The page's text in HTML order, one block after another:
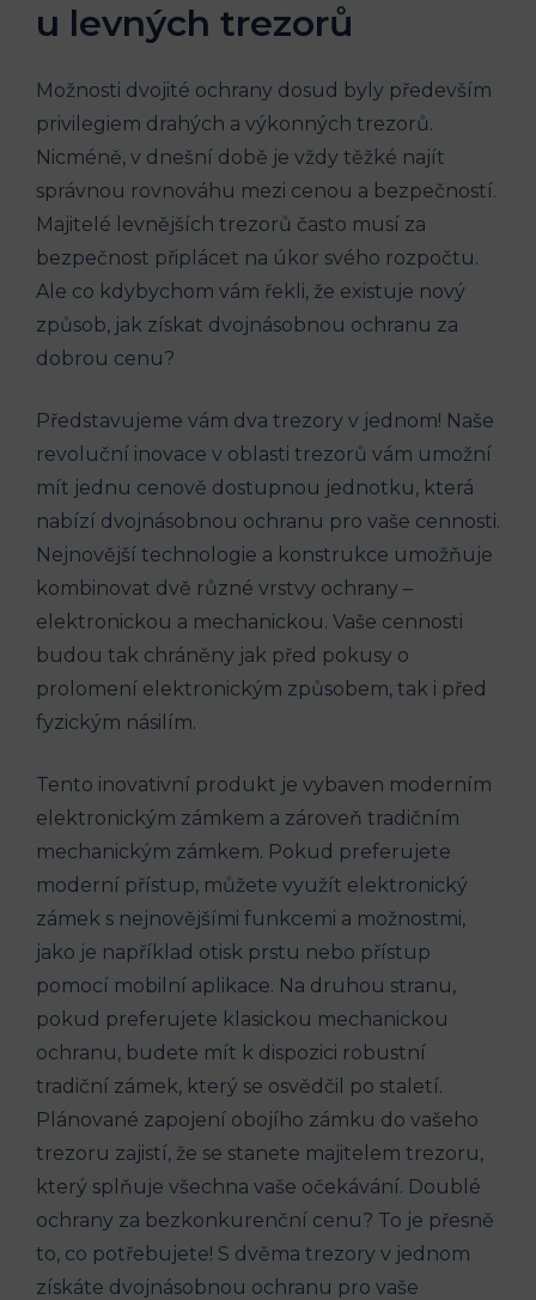
u levných trezorů
Možnosti dvojité ochrany dosud byly především
privilegiem drahých a výkonných trezorů.
Nicméně, v dnešní době je vždy těžké najít
správnou rovnováhu mezi cenou a bezpečností.
Majitelé levnějších trezorů často musí za
bezpečnost připlácet na úkor svého rozpočtu.
Ale co kdybychom vám řekli, že existuje nový
způsob, jak získat dvojnásobnou ochranu za
dobrou cenu?
Představujeme vám dva trezory v jednom! Naše
revoluční inovace v oblasti trezorů vám umožní
mít jednu cenově dostupnou jednotku, která
nabízí dvojnásobnou ochranu pro vaše cennosti.
Nejnovější technologie a konstrukce umožňuje
kombinovat dvě různé vrstvy ochrany –
elektronickou a mechanickou. Vaše cennosti
budou tak chráněny jak před pokusy o
prolomení elektronickým způsobem, tak i před
fyzickým násilím.
Tento inovativní produkt je vybaven moderním
elektronickým zámkem a zároveň tradičním
mechanickým zámkem. Pokud preferujete
moderní přístup, můžete využít elektronický
zámek s nejnovějšími funkcemi a možnostmi,
jako je například otisk prstu nebo přístup
pomocí mobilní aplikace. Na druhou stranu,
pokud preferujete klasickou mechanickou
ochranu, budete mít k dispozici robustní
tradiční zámek, který se osvědčil po staletí.
Plánované zapojení obojího zámku do vašeho
trezoru zajistí, že se stanete majitelem trezoru,
který splňuje všechna vaše očekávání. Doublé
ochrany za bezkonkurenční cenu? To je přesně
to, co potřebujete! S dvěma trezory v jednom
získáte dvojnásobnou ochranu pro vaše